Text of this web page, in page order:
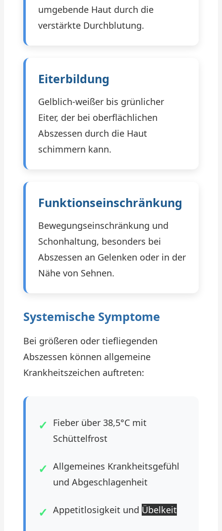
umgebende Haut durch die
verstärkte Durchblutung.
Eiterbildung
Gelblich-weißer bis grünlicher
Eiter, der bei oberflächlichen
Abszessen durch die Haut
schimmern kann.
Funktionseinschränkung
Bewegungseinschränkung und
Schonhaltung, besonders bei
Abszessen an Gelenken oder in der
Nähe von Sehnen.
Systemische Symptome
Bei größeren oder tiefliegenden
Abszessen können allgemeine
Krankheitszeichen auftreten:
Fieber über 38,5°C mit
Schüttelfrost
Allgemeines Krankheitsgefühl
und Abgeschlagenheit
Appetitlosigkeit und Übelkeit